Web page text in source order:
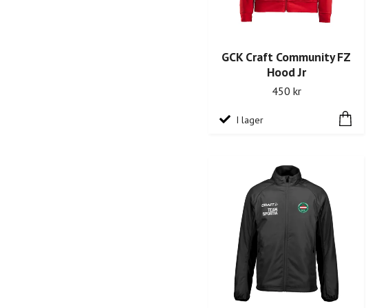
GCK Craft Community FZ
Hood Jr
450 kr
I lager